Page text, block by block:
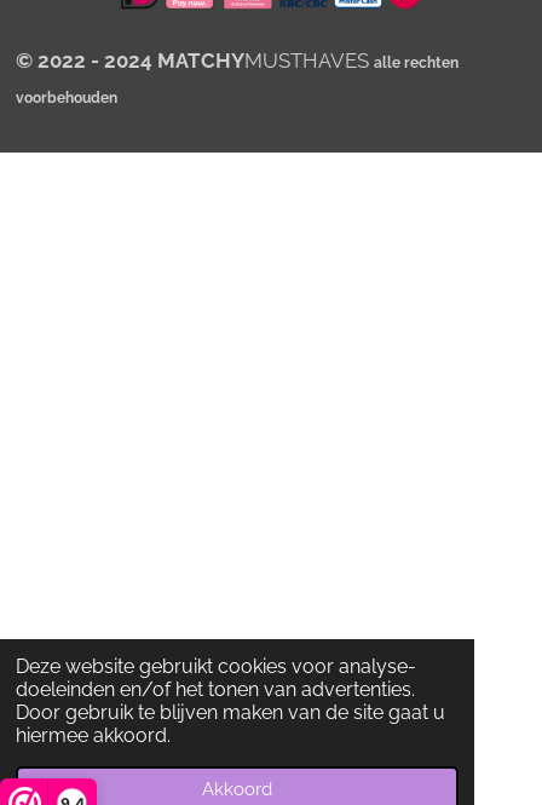
Deze website gebruikt cookies voor analyse-
doeleinden en/of het tonen van advertenties.
Door gebruik te blijven maken van de site gaat u
hiermee akkoord.
Akkoord
© 2022 - 2024 MATCHYMUSTHAVES alle rechten
voorbehouden